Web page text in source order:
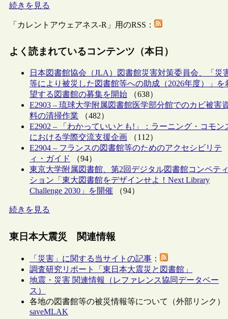
続きを見る
「カレントアウェアネス-R」用のRSS：
よく読まれているコンテンツ（本日）
日本図書館協会（JLA）図書館災害対策委員会、「災
等により被災した図書館等への助成（2026年度）」を
望する図書館の募集を開始 （638）
E2903 – 琉球大学附属図書館医学部分館でのカビ被害
料の清掃作業 （482）
E2902 – 「わかっていいとも!」：ラーニング・コモン
における学際交流支援企画 （112）
E2904 – フランスの図書館等のためのアクセシビリテ
ィ・ガイド
（94）
東京大学附属図書館、第2回デジタル図書館コンペティ
ション「東大図書館をデザインせよ！Next Library
Challenge 2030」を開催 （94）
続きを見る
東日本大震災 関連情報
「災害」に関する当サイトの記事 ：
調査研究リポート「東日本大震災と図書館」
地震・災害 関連情報（レファレンス協同データベー
ス）
各地の図書館等の被災情報等について（外部リンク）
saveMLAK